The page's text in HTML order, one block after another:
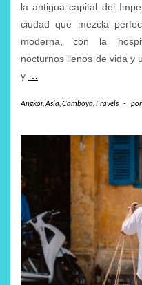
la antigua capital del
ciudad que mezcla
moderna, con la
nocturnos llenos de vida y
y
Angkor, Asia Camboya Fravels - por